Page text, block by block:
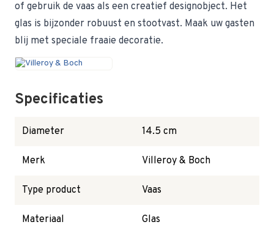
of gebruik de vaas als een creatief designobject. Het
glas is bijzonder robuust en stootvast. Maak uw gasten
blij met speciale fraaie decoratie.
Specificaties
Diameter 14.5 cm
Merk Villeroy & Boch
Type product Vaas
Materiaal Glas